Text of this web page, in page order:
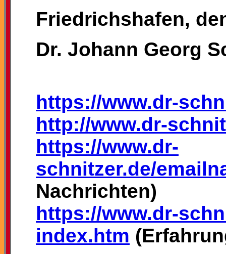
Friedrichshafen,
Dr. Johann Georg
https://www.dr-
http://www.dr-
https://www.dr-
schnitzer.de/
Nachrichten)
https://www.dr-
index.htm